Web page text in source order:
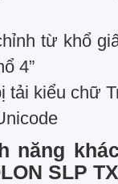
từ khổ
4”
tải kiểu chữ
năng
SLP